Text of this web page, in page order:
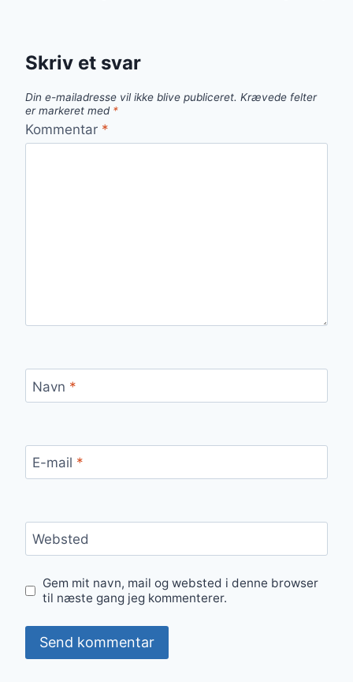
Skriv et svar
Din e-mailadresse vil ikke blive publiceret. Krævede felter
er markeret med *
Kommentar *
Navn *
E-mail *
Websted
Gem mit navn, mail og websted i denne browser
til næste gang jeg kommenterer.